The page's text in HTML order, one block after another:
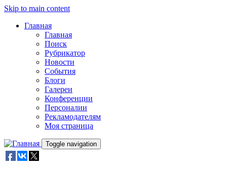
Skip to main content
Главная
Главная
Поиск
Рубрикатор
Новости
События
Блоги
Галереи
Конференции
Персоналии
Рекламодателям
Моя страница
Toggle navigation